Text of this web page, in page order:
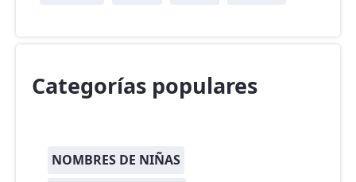
Categorías populares
NOMBRES DE NIÑAS